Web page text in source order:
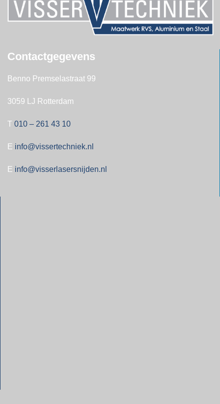
Contactgegevens
Benno Premselastraat 99
3059 LJ Rotterdam
T 010 – 261 43 10
E info@vissertechniek.nl
E info@visserlasersnijden.nl